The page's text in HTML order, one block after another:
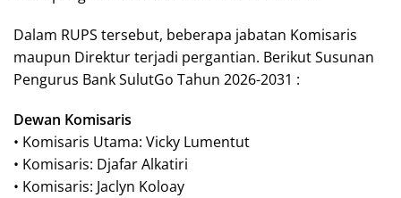
Dalam RUPS tersebut, beberapa jabatan Komisaris
maupun Direktur terjadi pergantian. Berikut Susunan
Pengurus Bank SulutGo Tahun 2026-2031 :
Dewan Komisaris
• Komisaris Utama: Vicky Lumentut
• Komisaris: Djafar Alkatiri
• Komisaris: Jaclyn Koloay